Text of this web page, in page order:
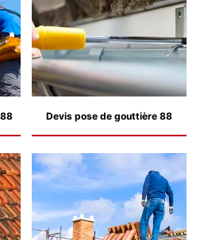
Devis pose de gouttière 88